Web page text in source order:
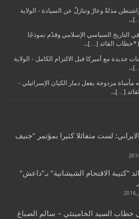
مذلةٌ وعارٌ وتنازلٌ عن السيادة - الولاية
التاريخ السياسي الإسلامي وقدّم نموذجًا
*خطاب القائد […]...
جديدة مع أميركا قبل الالتزام الكامل - الولاية
مزدوجة بفعل دمار الكيان الإسرائيلي -
[…]...
لست متفائلا كثيرا بمؤتمر “جنيف
“كتيبة الاقتحام الشيشانية” بـ”داعش”
خطاب السيد الخامينئي – سالم الصباغ